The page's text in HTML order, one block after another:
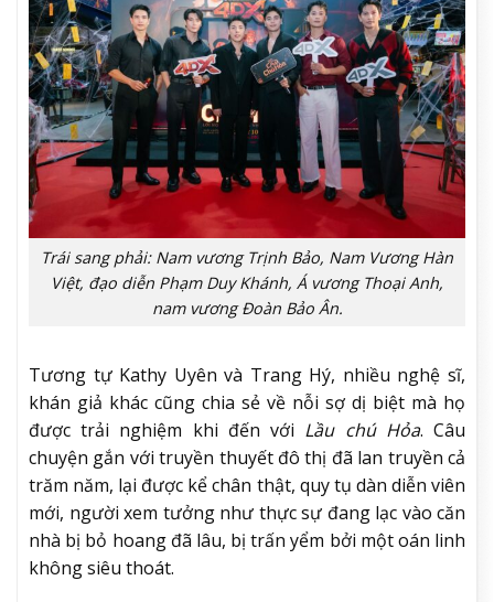
Trái sang phải: Nam vương Trịnh Bảo, Nam Vương Hàn
Việt, đạo diễn Phạm Duy Khánh, Á vương Thoại Anh,
nam vương Đoàn Bảo Ân.
Tương tự Kathy Uyên và Trang Hý, nhiều nghệ sĩ,
khán giả khác cũng chia sẻ về nỗi sợ dị biệt mà họ
được trải nghiệm khi đến với Lầu chú Hỏa. Câu
chuyện gắn với truyền thuyết đô thị đã lan truyền cả
trăm năm, lại được kể chân thật, quy tụ dàn diễn viên
mới, người xem tưởng như thực sự đang lạc vào căn
nhà bị bỏ hoang đã lâu, bị trấn yểm bởi một oán linh
không siêu thoát.